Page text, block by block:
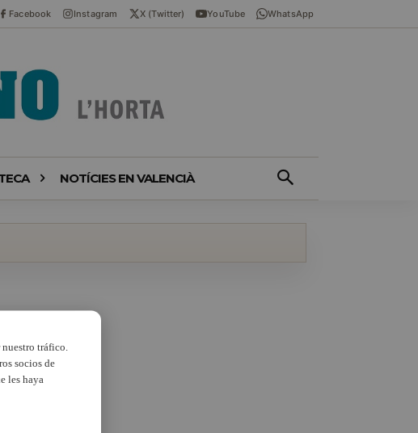
Facebook Instagram X (Twitter) YouTube WhatsApp
NOTÍCIES EN VALENCIÀ
tráfico.
socios de
les haya